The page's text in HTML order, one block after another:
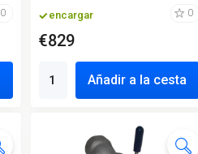
0 encargar 0
€829
Añadir a la cesta